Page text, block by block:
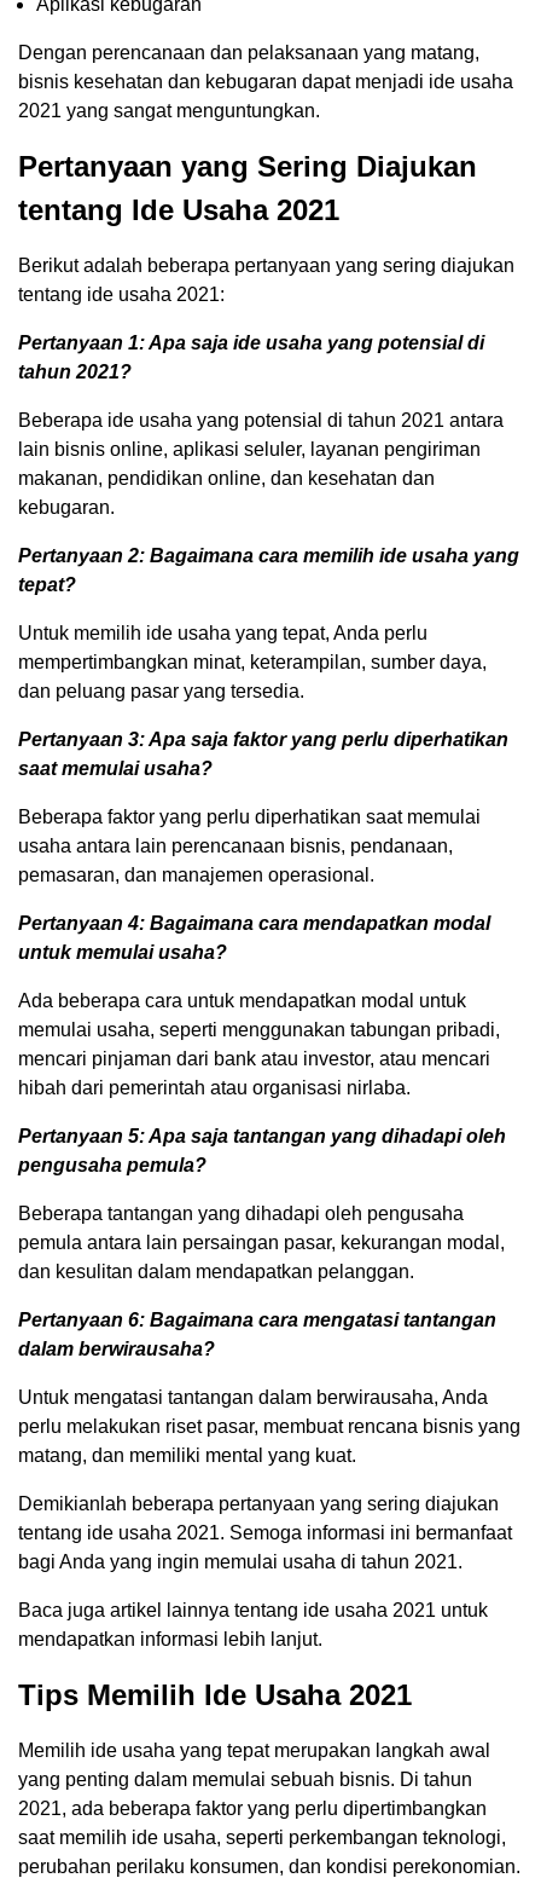
Dengan perencanaan dan pelaksanaan yang matang,
bisnis kesehatan dan kebugaran dapat menjadi ide usaha
2021 yang sangat menguntungkan.
Pertanyaan yang Sering Diajukan
tentang Ide Usaha 2021
Berikut adalah beberapa pertanyaan yang sering diajukan
tentang ide usaha 2021:
Pertanyaan 1: Apa saja ide usaha yang potensial di
tahun 2021?
Beberapa ide usaha yang potensial di tahun 2021 antara
lain bisnis online, aplikasi seluler, layanan pengiriman
makanan, pendidikan online, dan kesehatan dan
kebugaran.
Pertanyaan 2: Bagaimana cara memilih ide usaha yang
tepat?
Untuk memilih ide usaha yang tepat, Anda perlu
mempertimbangkan minat, keterampilan, sumber daya,
dan peluang pasar yang tersedia.
Pertanyaan 3: Apa saja faktor yang perlu diperhatikan
saat memulai usaha?
Beberapa faktor yang perlu diperhatikan saat memulai
usaha antara lain perencanaan bisnis, pendanaan,
pemasaran, dan manajemen operasional.
Pertanyaan 4: Bagaimana cara mendapatkan modal
untuk memulai usaha?
Ada beberapa cara untuk mendapatkan modal untuk
memulai usaha, seperti menggunakan tabungan pribadi,
mencari pinjaman dari bank atau investor, atau mencari
hibah dari pemerintah atau organisasi nirlaba.
Pertanyaan 5: Apa saja tantangan yang dihadapi oleh
pengusaha pemula?
Beberapa tantangan yang dihadapi oleh pengusaha
pemula antara lain persaingan pasar, kekurangan modal,
dan kesulitan dalam mendapatkan pelanggan.
Pertanyaan 6: Bagaimana cara mengatasi tantangan
dalam berwirausaha?
Untuk mengatasi tantangan dalam berwirausaha, Anda
perlu melakukan riset pasar, membuat rencana bisnis yang
matang, dan memiliki mental yang kuat.
Demikianlah beberapa pertanyaan yang sering diajukan
tentang ide usaha 2021. Semoga informasi ini bermanfaat
bagi Anda yang ingin memulai usaha di tahun 2021.
Baca juga artikel lainnya tentang ide usaha 2021 untuk
mendapatkan informasi lebih lanjut.
Tips Memilih Ide Usaha 2021
Memilih ide usaha yang tepat merupakan langkah awal
yang penting dalam memulai sebuah bisnis. Di tahun
2021, ada beberapa faktor yang perlu dipertimbangkan
saat memilih ide usaha, seperti perkembangan teknologi,
perubahan perilaku konsumen, dan kondisi perekonomian.